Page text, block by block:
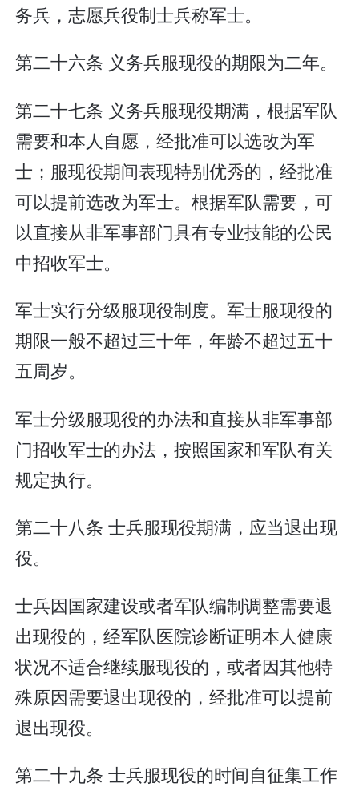
务兵，志愿兵役制士兵称军士。
第二十六条 义务兵服现役的期限为二年。
第二十七条 义务兵服现役期满，根据军队
需要和本人自愿，经批准可以选改为军
士；服现役期间表现特别优秀的，经批准
可以提前选改为军士。根据军队需要，可
以直接从非军事部门具有专业技能的公民
中招收军士。
军士实行分级服现役制度。军士服现役的
期限一般不超过三十年，年龄不超过五十
五周岁。
军士分级服现役的办法和直接从非军事部
门招收军士的办法，按照国家和军队有关
规定执行。
第二十八条 士兵服现役期满，应当退出现
役。
士兵因国家建设或者军队编制调整需要退
出现役的，经军队医院诊断证明本人健康
状况不适合继续服现役的，或者因其他特
殊原因需要退出现役的，经批准可以提前
退出现役。
第二十九条 士兵服现役的时间自征集工作